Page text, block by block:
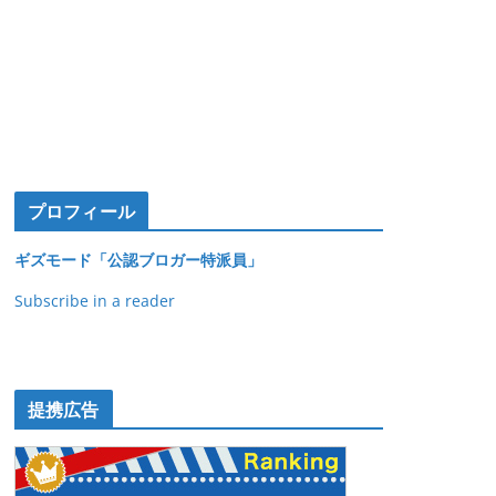
プロフィール
ギズモード「公認ブロガー特派員」
Subscribe in a reader
提携広告